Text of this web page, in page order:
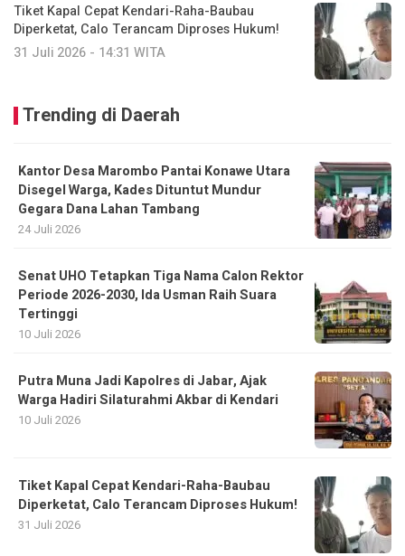
Tiket Kapal Cepat Kendari-Raha-Baubau
Diperketat, Calo Terancam Diproses Hukum!
31 Juli 2026 - 14:31 WITA
Trending di Daerah
Kantor Desa Marombo Pantai Konawe Utara
Disegel Warga, Kades Dituntut Mundur
Gegara Dana Lahan Tambang
24 Juli 2026
Senat UHO Tetapkan Tiga Nama Calon Rektor
Periode 2026-2030, Ida Usman Raih Suara
Tertinggi
10 Juli 2026
Putra Muna Jadi Kapolres di Jabar, Ajak
Warga Hadiri Silaturahmi Akbar di Kendari
10 Juli 2026
Tiket Kapal Cepat Kendari-Raha-Baubau
Diperketat, Calo Terancam Diproses Hukum!
31 Juli 2026